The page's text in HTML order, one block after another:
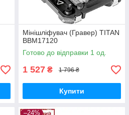
Мінішліфувач (Гравер) TITAN
BBM17120
Готово до відправки 1 од.
1 527 ₴ 1 796 ₴
Купити
–24%